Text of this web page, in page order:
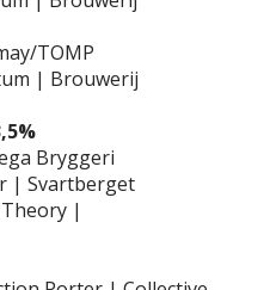
TOMP
| Brouwerij
Bryggeri
| Svartberget
|